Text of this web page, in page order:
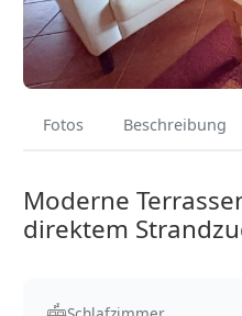
Fotos Beschreibung
Moderne
direktem